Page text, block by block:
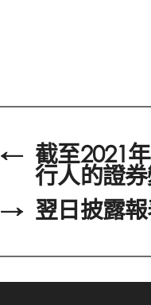
← 截至2021
行人的證
→ 翌日披露